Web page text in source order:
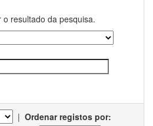
resultado da pesquisa.
| Ordenar registos por: